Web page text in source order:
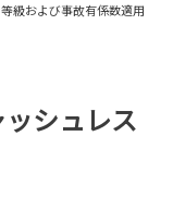
級および事故有係数適用
シュレス